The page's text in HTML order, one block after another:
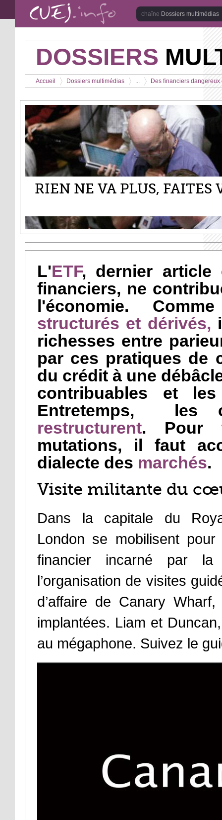
Aller au contenu principal
Dossiers multimédias
DOSSIERS
Vous êtes ici
Accueil
>
Dossiers multimédias
>
...
>
Des financiers
RIEN NE VA PLUS, FAITES
L'ETF, dernier article
financiers, ne
l'économie.
structurés et dérivés,
richesses entre
par ces pratiques de
du crédit à une
contribuables et
Entretemps, les
restructurent.
mutations, il faut
dialecte des marchés.
Visite militante du
Dans la capitale du
London se mobilisent
financier incarné par
l’organisation de visites
d’affaire de Canary
implantées. Liam et
au mégaphone. Suivez le